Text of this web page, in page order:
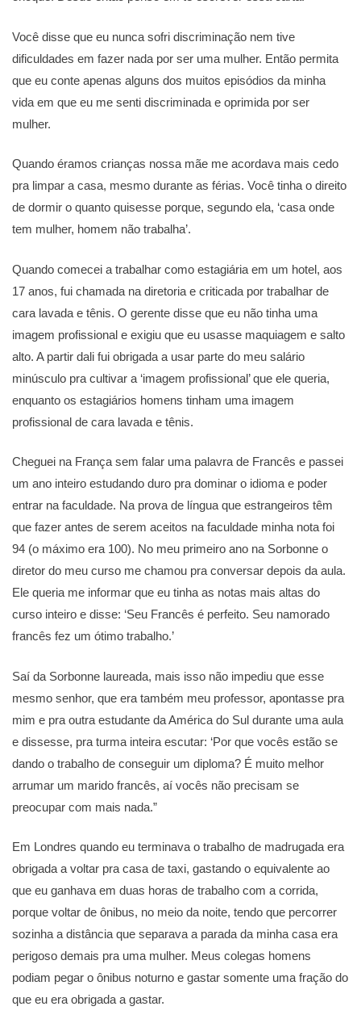
Você disse que eu nunca sofri discriminação nem tive
dificuldades em fazer nada por ser uma mulher. Então permita
que eu conte apenas alguns dos muitos episódios da minha
vida em que eu me senti discriminada e oprimida por ser
mulher.
Quando éramos crianças nossa mãe me acordava mais cedo
pra limpar a casa, mesmo durante as férias. Você tinha o direito
de dormir o quanto quisesse porque, segundo ela, ‘casa onde
tem mulher, homem não trabalha’.
Quando comecei a trabalhar como estagiária em um hotel, aos
17 anos, fui chamada na diretoria e criticada por trabalhar de
cara lavada e tênis. O gerente disse que eu não tinha uma
imagem profissional e exigiu que eu usasse maquiagem e salto
alto. A partir dali fui obrigada a usar parte do meu salário
minúsculo pra cultivar a ‘imagem profissional’ que ele queria,
enquanto os estagiários homens tinham uma imagem
profissional de cara lavada e tênis.
Cheguei na França sem falar uma palavra de Francês e passei
um ano inteiro estudando duro pra dominar o idioma e poder
entrar na faculdade. Na prova de língua que estrangeiros têm
que fazer antes de serem aceitos na faculdade minha nota foi
94 (o máximo era 100). No meu primeiro ano na Sorbonne o
diretor do meu curso me chamou pra conversar depois da aula.
Ele queria me informar que eu tinha as notas mais altas do
curso inteiro e disse: ‘Seu Francês é perfeito. Seu namorado
francês fez um ótimo trabalho.’
Saí da Sorbonne laureada, mais isso não impediu que esse
mesmo senhor, que era também meu professor, apontasse pra
mim e pra outra estudante da América do Sul durante uma aula
e dissesse, pra turma inteira escutar: ‘Por que vocês estão se
dando o trabalho de conseguir um diploma? É muito melhor
arrumar um marido francês, aí vocês não precisam se
preocupar com mais nada.”
Em Londres quando eu terminava o trabalho de madrugada era
obrigada a voltar pra casa de taxi, gastando o equivalente ao
que eu ganhava em duas horas de trabalho com a corrida,
porque voltar de ônibus, no meio da noite, tendo que percorrer
sozinha a distância que separava a parada da minha casa era
perigoso demais pra uma mulher. Meus colegas homens
podiam pegar o ônibus noturno e gastar somente uma fração do
que eu era obrigada a gastar.